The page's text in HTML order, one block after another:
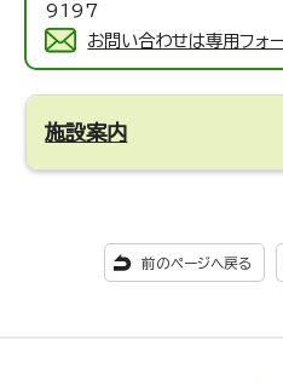
9197
お問い合わせは専用フォ
施設案内
前のページへ戻る